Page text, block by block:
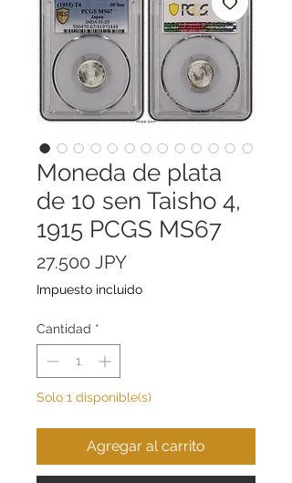
Moneda de plata
de 10 sen Taisho 4,
1915 PCGS MS67
27.500 JPYPrecio
Impuesto incluido
Cantidad *
Solo 1 disponible(s)
Agregar al carrito